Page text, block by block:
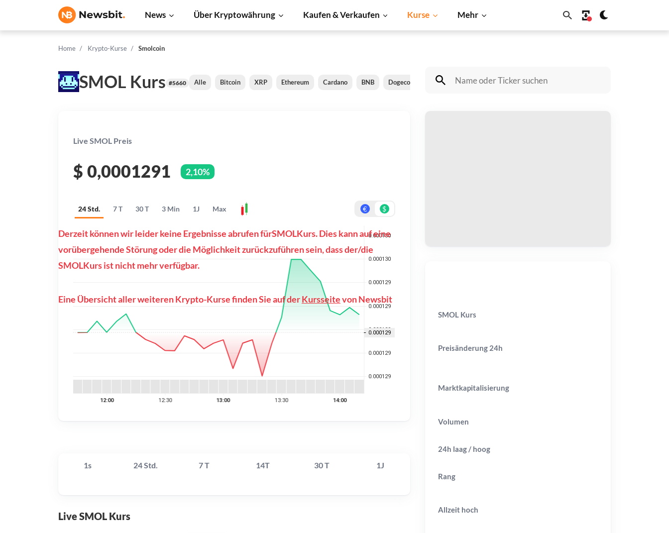
News Über Kryptowährung Kaufen & Verkaufen Kurse Mehr
Home Krypto-Kurse Smolcoin
SMOL Kurs #5660 Alle Bitcoin XRP Ethereum Cardano BNB Dogecoin Litecoin Shiba Inu Solana
Live SMOL Preis
$ 0,0001291 2,10%
24 Std. 7 T 30 T 3 Min 1J Max € $
Derzeit können wir leider keine Ergebnisse abrufen fürSMOLKurs. Dies kann auf eine
vorübergehende Störung oder die Möglichkeit zurückzuführen sein, dass der/die
SMOLKurs ist nicht mehr verfügbar.
Eine Übersicht aller weiteren Krypto-Kurse finden Sie auf derKursseitevon Newsbit
1s 24 Std. 7 T 14T 30 T 1J
Live SMOL Kurs
SMOL Kurs
Preisänderung 24h
Marktkapitalisierung
Volumen
24h laag / hoog
Rang
Allzeit hoch